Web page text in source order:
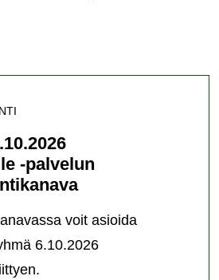
-palvelun
voit asioida
6.10.2026